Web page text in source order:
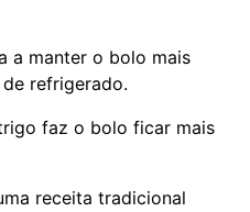
a manter o bolo mais
refrigerado.
faz o bolo ficar mais
receita tradicional